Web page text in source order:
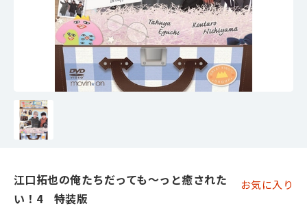
江口拓也の俺たちだっても～っと癒された
い！4 特装版
お気に入り